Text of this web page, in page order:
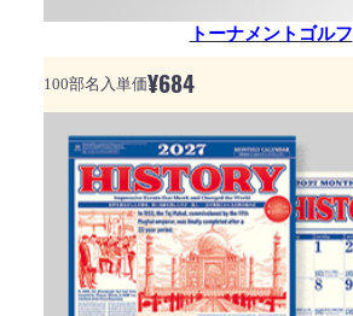
トーナメントゴルフ
100部名入単価¥684